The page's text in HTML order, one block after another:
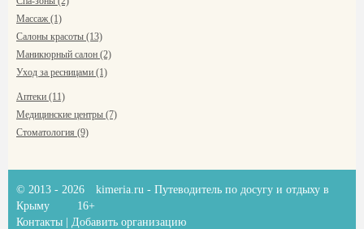
Массаж (1)
Салоны красоты (13)
Маникюрный салон (2)
Уход за ресницами (1)
Аптеки (11)
Медицинские центры (7)
Стоматология (9)
© 2013 - 2026 kimeria.ru - Путеводитель по досугу и отдыху в
Крыму
16+
Контакты
Добавить организацию